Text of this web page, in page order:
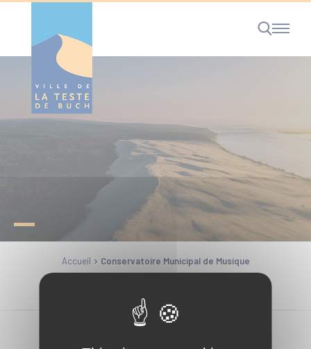
RECHERCHE
Accueil Conservatoire Municipal de Musique
Cookies management panel